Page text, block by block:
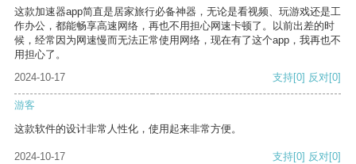
这款加速器app简直是居家旅行必备神器，无论是看视频、玩游戏还是工
作办公，都能畅享高速网络，再也不用担心网速卡顿了。以前出差的时
候，经常因为网速慢而无法正常使用网络，现在有了这个app，我再也不
用担心了。
2024-10-17
支持[0] 反对[0]
游客
这款软件的设计非常人性化，使用起来非常方便。
2024-10-17 支持[0] 反对[0]